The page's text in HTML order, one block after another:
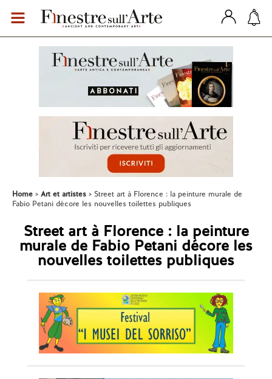
Home Art et artistes
Street art à Florence : la peinture murale de
Fabio Petani décore les nouvelles toilettes publiques
Street art à Florence : la peinture
murale de Fabio Petani décore les
nouvelles toilettes publiques